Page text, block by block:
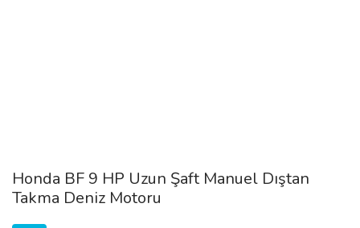
Honda BF 9 HP Uzun Şaft Manuel Dıştan
Takma Deniz Motoru